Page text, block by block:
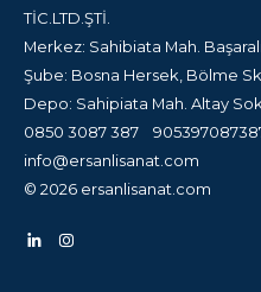
TİC.LTD.ŞTİ.
Merkez: Sahibiata Mah.
Şube: Bosna Hersek, Bölme
Depo: Sahipiata Mah. Altay
0850 3087 387
info@ersanlisanat.com
© 2026 ersanlisanat.com